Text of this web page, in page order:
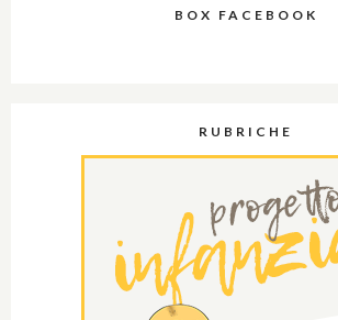
BOX FACEBOOK
RUBRICHE